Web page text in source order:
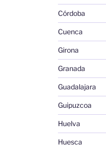
Córdoba
Cuenca
Girona
Granada
Guadalajara
Guipuzcoa
Huelva
Huesca